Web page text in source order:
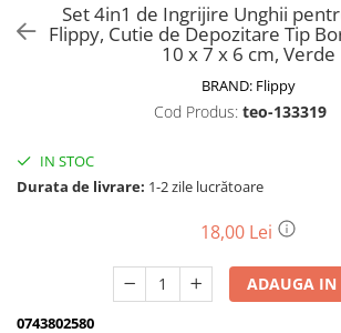
Motoburghie si accesorii
Accesorii motoburghie
Drujbe, fierastraie electrice
Drujbe cu acumulator
Unelte electrice busteni
Mori cereale si batoze porumb
Set 4in1 de Ingrijire Unghii
Flippy, Cutie de Depozitare Tip
10 x 7 x 6 cm, Verde
BRAND: Flippy
Cod Produs: teo-133319
IN STOC
Durata de livrare: 1-2 zile lucrătoare
18,00 Lei
ADAUGA IN
0743802580